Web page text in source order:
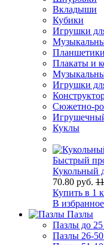
Вкладыши
Кубики
Игрушки
Плакаты и
Игрушки
Сюжетно-
Куклы
Быстрый
Кукольный
70.80 руб.
Купить в 1
В избранное
Пазлы
Пазлы до 25
Пазлы 26-